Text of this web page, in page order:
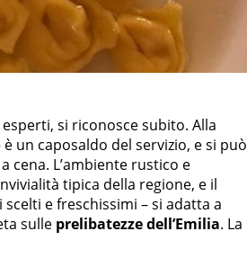
si riconosce subito. Alla
è un caposaldo del servizio, e si può
cena. L’ambiente rustico e
tipica della regione, e il
e freschissimi – si adatta a
sulle prelibatezze dell’Emilia. La